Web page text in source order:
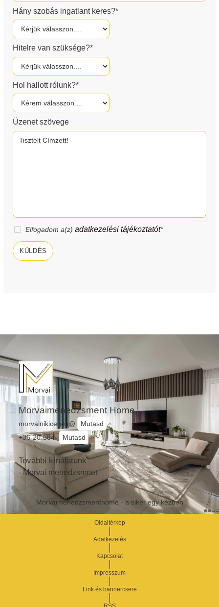
Hány szobás ingatlant keres?*
Hitelre van szüksége?*
Hol hallott rólunk?*
Üzenet szövege
Elfogadom a(z) adatkezelési tájékoztatót*
KÜLDÉS
Morvaimenedzsment Home
morvainikiceges@
Mutasd
+36-20-584-
Mutasd
További kínálatunk
- Morvai menedzsmnet
Morvaimenedzsmenthome - a siker egy kézben
Oldaltérkép
Adatkezelés
Kapcsolat
Impresszum
Link és bannercsere